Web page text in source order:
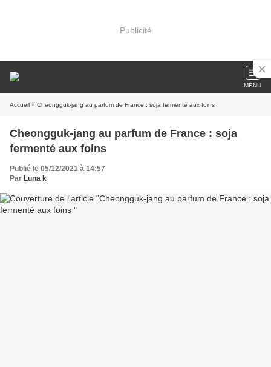
Publicité
MENU
Accueil » Cheongguk-jang au parfum de France : soja fermenté aux foins
Cheongguk-jang au parfum de France : soja
fermenté aux foins
Publié le 05/12/2021 à 14:57
Par Luna k